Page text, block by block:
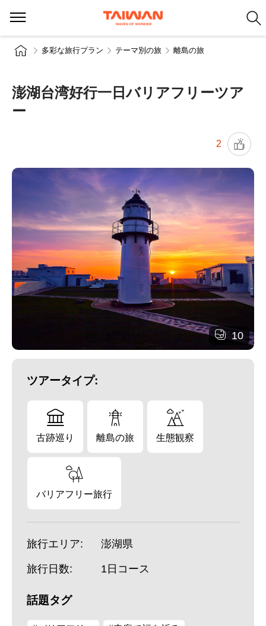
多彩な旅行プラン テーマ別の旅 離島の旅
澎湖台湾好行一日バリアフリーツア
ー
2
10
ツアータイプ:
古跡巡り 離島の旅 生態観察
バリアフリー旅行
旅行エリア: 澎湖県
旅行日数: 1日コース
話題タグ